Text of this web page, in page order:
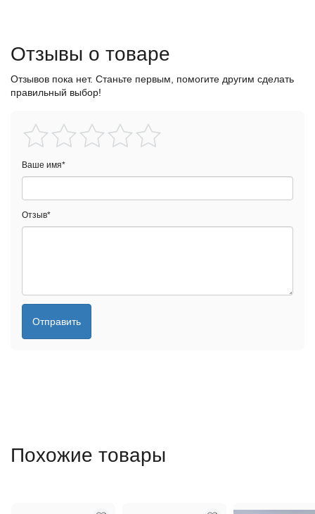
Отзывы о товаре
Отзывов пока нет. Станьте первым, помогите другим сделать
правильный выбор!
Ваше имя*
Отзыв*
Отправить
Похожие товары